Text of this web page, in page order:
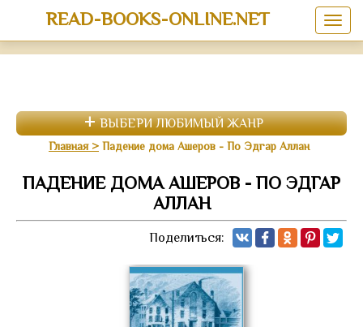
READ-BOOKS-ONLINE.NET
ВЫБЕРИ ЛЮБИМЫЙ ЖАНР
Главная Падение дома Ашеров - По Эдгар Аллан
ПАДЕНИЕ ДОМА АШЕРОВ - ПО ЭДГАР
АЛЛАН
Поделиться: